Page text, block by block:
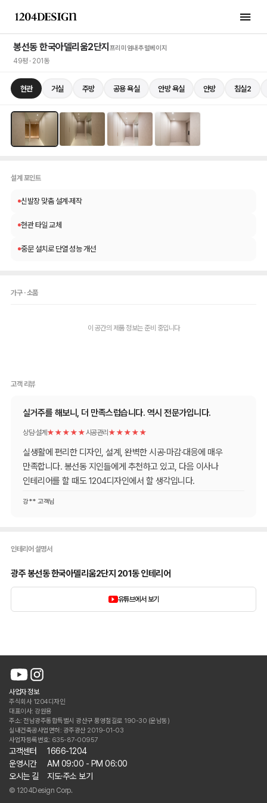
봉선동 한국아델리움2단지 프리미엄내추럴베이지
49평 · 201동
현관 거실 주방 공용 욕실 안방 욕실 안방 침실2
현관 1 / 4
설계 포인트
신발장 맞춤 설계·제작
현관 타일 교체
중문 설치로 단열 성능 개선
가구 · 소품
이 공간의 제품 정보는 준비 중입니다
고객 리뷰
실거주를 해보니, 더 만족스럽습니다. 역시 전문가입니다.
상담·설계 ★★★★★시공관리 ★★★★★
실생활에 편리한 디자인, 설계, 완벽한 시공·마감·대응에 매우
만족합니다. 봉선동 지인들에게 추천하고 있고, 다음 이사나
인테리어를 할 때도 1204디자인에서 할 생각입니다.
강** 고객님
인테리어 설명서
광주 봉선동 한국아델리움2단지 201동 인테리어
유튜브에서 보기
사업자 정보
주식회사 1204디자인
대표이사: 강원용
주소: 전남광주통합특별시 광산구 풍영철길로 190-30 (운남동)
실내건축공사업면허: 광주광산 2019-01-03
사업자등록번호: 635-87-00957
고객센터
1666-1204
운영시간
AM 09:00 - PM 06:00
오시는 길
지도·주소 보기
© 1204Design Corp.